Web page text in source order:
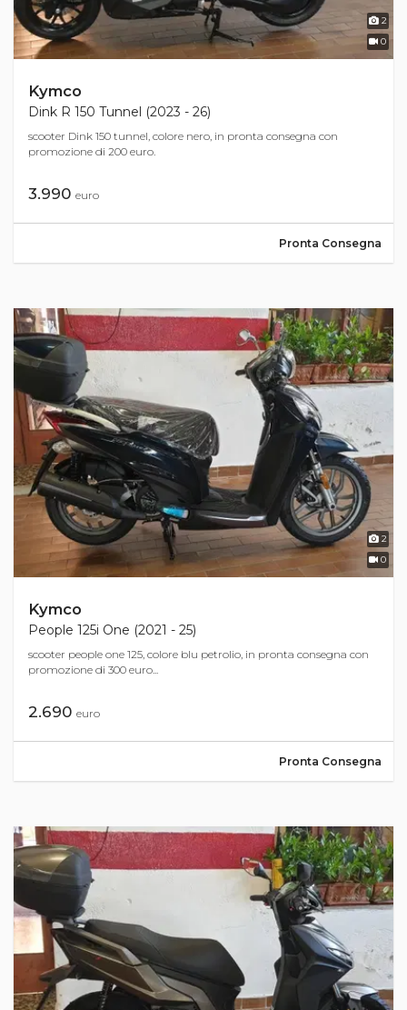
2
0
Kymco
Dink R 150 Tunnel (2023 - 26)
scooter Dink 150 tunnel, colore nero, in pronta consegna con
promozione di 200 euro.
3.990 euro
Pronta Consegna
2
0
Kymco
People 125i One (2021 - 25)
scooter people one 125, colore blu petrolio, in pronta consegna con
promozione di 300 euro...
2.690 euro
Pronta Consegna